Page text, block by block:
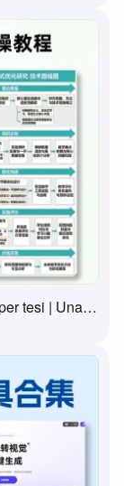
Come creare una roadmap tecnologica per tesi | Una guida pratica in 3 passaggi con strumenti gratuiti